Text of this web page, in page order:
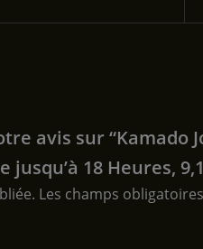
avis sur
18 Heures,
Les champs